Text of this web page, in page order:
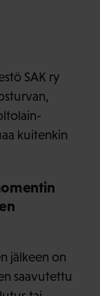
SAK ry
kuitenkin
jälkeen on
saavutettu